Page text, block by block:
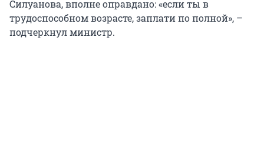
Силуанова, вполне оправдано: «если ты в
трудоспособном возрасте, заплати по полной», –
подчеркнул министр.